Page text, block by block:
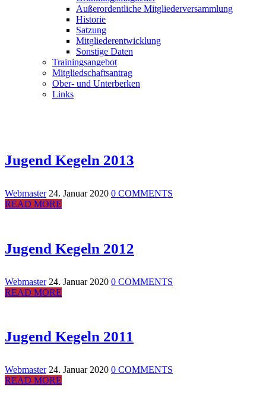
Außerordentliche Mitgliederversammlung
Historie
Satzung
Mitgliederentwicklung
Sonstige Daten
Trainingsangebot
Mitgliedschaftsantrag
Ober- und Unterberken
Links
Jugend Kegeln 2013
Webmaster 24. Januar 2020 0 COMMENTS
READ MORE
Jugend Kegeln 2012
Webmaster 24. Januar 2020 0 COMMENTS
READ MORE
Jugend Kegeln 2011
Webmaster 24. Januar 2020 0 COMMENTS
READ MORE